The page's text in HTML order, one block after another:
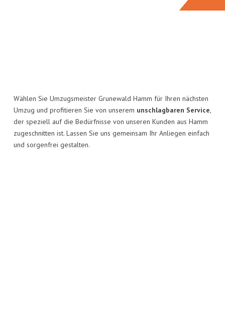
Wählen Sie Umzugsmeister Grunewald Hamm für Ihren nächsten
Umzug und profitieren Sie von unserem unschlagbaren Service,
der speziell auf die Bedürfnisse von unseren Kunden aus Hamm
zugeschnitten ist. Lassen Sie uns gemeinsam Ihr Anliegen einfach
und sorgenfrei gestalten.